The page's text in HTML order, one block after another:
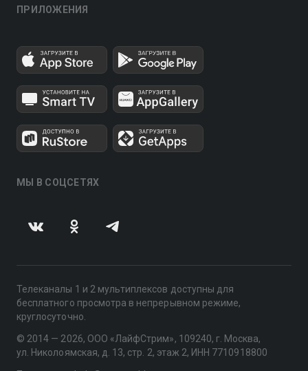
ПРИЛОЖЕНИЯ
МЫ В СОЦСЕТЯХ
Телеканалы 1 и 2 мультиплексов доступны для
бесплатного просмотра в непрерывном режиме,
круглосуточно.
© 2014 — 2026, ООО «ЛайфСтрим», 109240, г. Москва,
ул. Николоямская, д. 13, стр. 2, этаж 2, ИНН 7710918800